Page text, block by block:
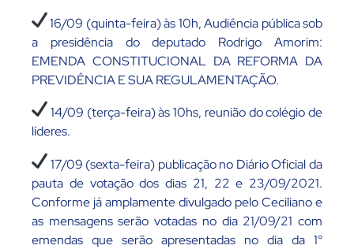
16/09 (quinta-feira) às 10h, Audiência pública sob
a presidência do deputado Rodrigo Amorim:
EMENDA CONSTITUCIONAL DA REFORMA DA
PREVIDÊNCIA E SUA REGULAMENTAÇÃO.
14/09 (terça-feira) às 10hs, reunião do colégio de
líderes.
17/09 (sexta-feira) publicação no Diário Oficial da
pauta de votação dos dias 21, 22 e 23/09/2021.
Conforme já amplamente divulgado pelo Ceciliano e
as mensagens serão votadas no dia 21/09/21 com
emendas que serão apresentadas no dia da 1°